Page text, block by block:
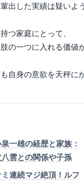
出した実績は疑いよ
つ家庭にとって、
の一つに入れる価値
自身の意欲を天秤に
一雄の経歴と家族：
八雲との関係や子孫
ミ連続マジ絶頂！ルフ